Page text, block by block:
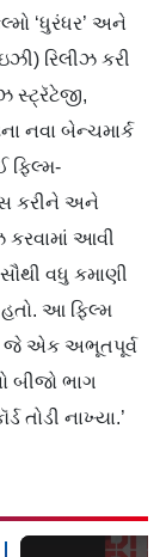
‘ધુરંધર’ અને
રિલીઝ કરી
સ્ટ્રૅટેજી,
નવા બેન્ચમાર્ક
ફિલ્મ-
કરીને અને
કરવામાં આવી
વધુ કમાણી
હતો. આ ફિલ્મ
જે એક અભૂતપૂર્વ
બીજો ભાગ
તોડી નાખ્યા.’